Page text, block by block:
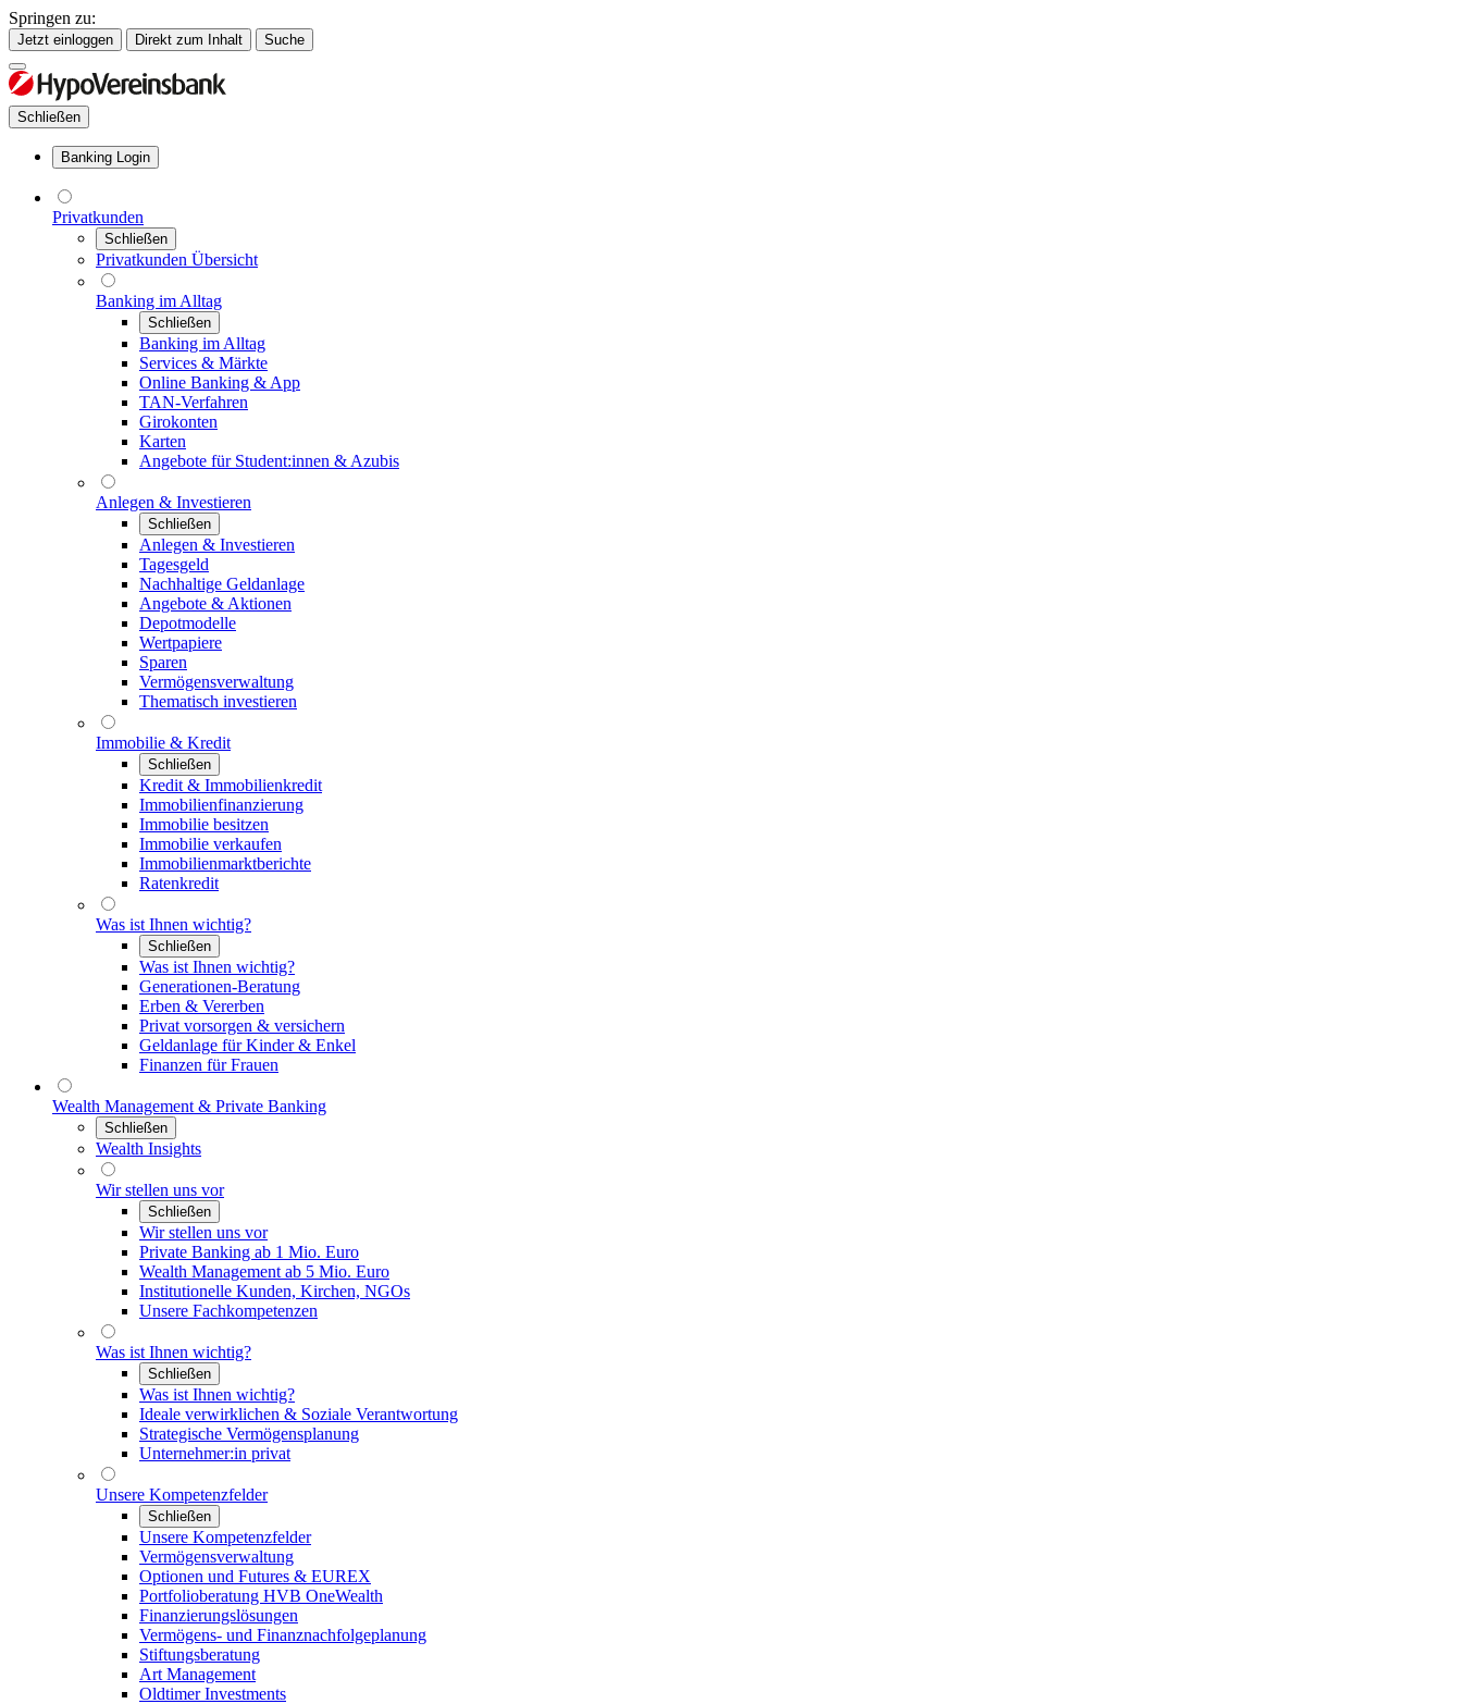
Springen zu:
Jetzt einloggen Direkt zum Inhalt Suche
Schließen
Banking Login
Privatkunden
Schließen
Privatkunden Übersicht
Banking im Alltag
Schließen
Banking im Alltag
Services & Märkte
Online Banking & App
TAN-Verfahren
Girokonten
Karten
Angebote für Student:innen & Azubis
Anlegen & Investieren
Schließen
Anlegen & Investieren
Tagesgeld
Nachhaltige Geldanlage
Angebote & Aktionen
Depotmodelle
Wertpapiere
Sparen
Vermögensverwaltung
Thematisch investieren
Immobilie & Kredit
Schließen
Kredit & Immobilienkredit
Immobilienfinanzierung
Immobilie besitzen
Immobilie verkaufen
Immobilienmarktberichte
Ratenkredit
Was ist Ihnen wichtig?
Schließen
Was ist Ihnen wichtig?
Generationen-Beratung
Erben & Vererben
Privat vorsorgen & versichern
Geldanlage für Kinder & Enkel
Finanzen für Frauen
Wealth Management & Private Banking
Schließen
Wealth Insights
Wir stellen uns vor
Schließen
Wir stellen uns vor
Private Banking ab 1 Mio. Euro
Wealth Management ab 5 Mio. Euro
Institutionelle Kunden, Kirchen, NGOs
Unsere Fachkompetenzen
Was ist Ihnen wichtig?
Schließen
Was ist Ihnen wichtig?
Ideale verwirklichen & Soziale Verantwortung
Strategische Vermögensplanung
Unternehmer:in privat
Unsere Kompetenzfelder
Schließen
Unsere Kompetenzfelder
Vermögensverwaltung
Optionen und Futures & EUREX
Portfolioberatung HVB OneWealth
Finanzierungslösungen
Vermögens- und Finanznachfolgeplanung
Stiftungsberatung
Art Management
Oldtimer Investments